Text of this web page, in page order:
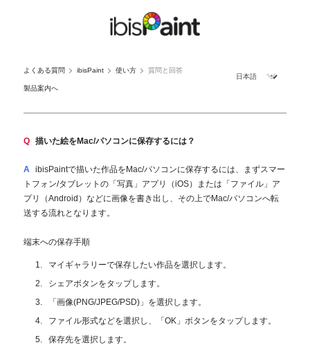
よくある質問 ibisPaint 使い方 質問と回答
製品案内へ
Q 描いた絵をMac/パソコンに保存するには？
A
ibisPaintで描いた作品をMac/パソコンに保存するには、まずスマー
トフォン/タブレットの「写真」アプリ（iOS）または「ファイル」ア
プリ（Android）などに画像を書き出し、その上でMac/パソコンへ転
送する流れとなります。
端末への保存手順
マイギャラリーで保存したい作品を選択します。
シェアボタンをタップします。
「画像(PNG/JPEG/PSD)」を選択します。
ファイル形式などを選択し、「OK」ボタンをタップします。
保存先を選択します。